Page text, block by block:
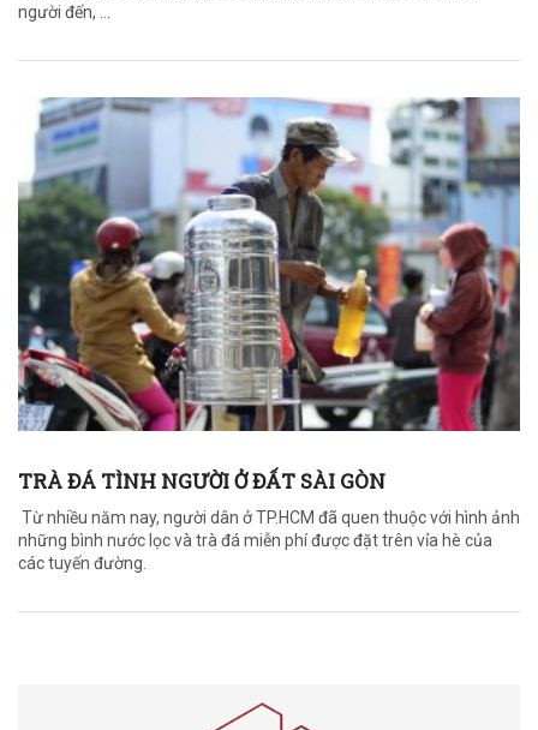
người đến, ...
TRÀ ĐÁ TÌNH NGƯỜI Ở ĐẤT SÀI GÒN
Từ nhiều năm nay, người dân ở TP.HCM đã quen thuộc với hình ảnh
những bình nước lọc và trà đá miễn phí được đặt trên vỉa hè của
các tuyến đường.